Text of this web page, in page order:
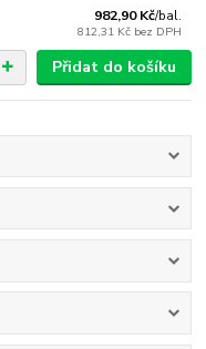
982,90 Kč/bal.
812,31 Kč bez DPH
Přidat do košíku